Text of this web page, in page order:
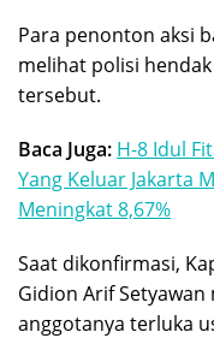
Para penonton aksi
melihat polisi
tersebut.
Baca Juga: H-8 Idul
Yang Keluar Jakarta
Meningkat 8,67%
Saat dikonfirmasi,
Gidion Arif
anggotanya terluka